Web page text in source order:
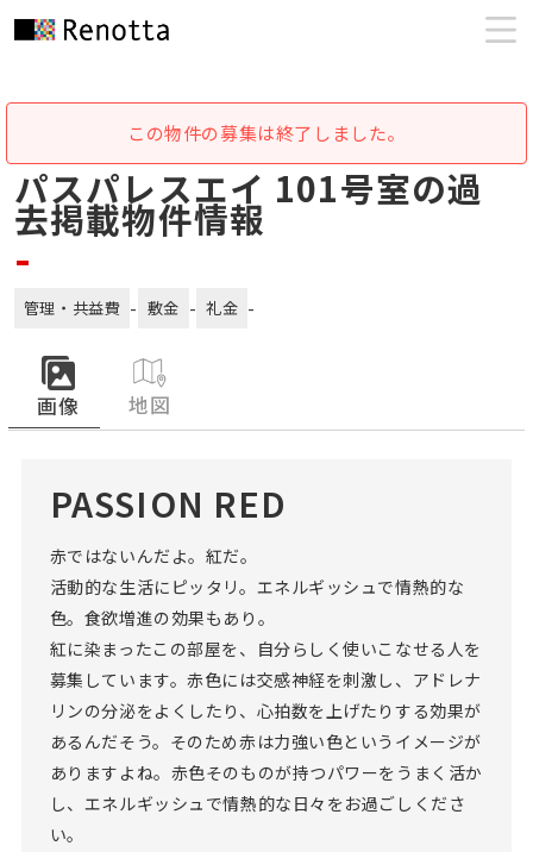
この物件の募集は終了しました。
パスパレスエイ 101号室の過
去掲載物件情報
-
管理・共益費 - 敷金 - 礼金 -
画像 地図
PASSION RED
赤ではないんだよ。紅だ。
活動的な生活にピッタリ。エネルギッシュで情熱的な
色。食欲増進の効果もあり。
紅に染まったこの部屋を、自分らしく使いこなせる人を
募集しています。赤色には交感神経を刺激し、アドレナ
リンの分泌をよくしたり、心拍数を上げたりする効果が
あるんだそう。そのため赤は力強い色というイメージが
ありますよね。赤色そのものが持つパワーをうまく活か
し、エネルギッシュで情熱的な日々をお過ごしくださ
い。